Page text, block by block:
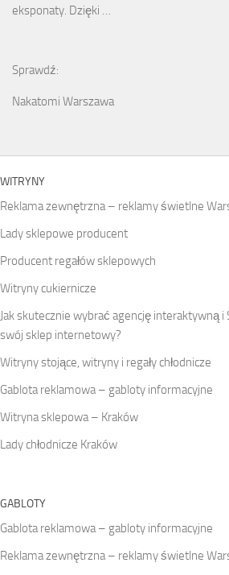
eksponaty. Dzięki …
Sprawdź:
Nakatomi Warszawa
WITRYNY
Reklama zewnętrzna – reklamy świetlne
Lady sklepowe producent
Producent regałów sklepowych
Witryny cukiernicze
Jak skutecznie wybrać agencję interaktywną i
swój sklep internetowy?
Witryny stojące, witryny i regały chłodnicze
Gablota reklamowa – gabloty informacyjne
Witryna sklepowa – Kraków
Lady chłodnicze Kraków
GABLOTY
Gablota reklamowa – gabloty informacyjne
Reklama zewnętrzna – reklamy świetlne